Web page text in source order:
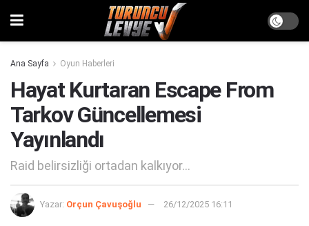
Ana Sayfa Oyun Haberleri
Hayat Kurtaran Escape From
Tarkov Güncellemesi
Yayınlandı
Raid belirsizliği ortadan kalkıyor...
Yazar: Orçun Çavuşoğlu 26/12/2025 16:11